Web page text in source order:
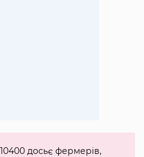
досьє фермерів,